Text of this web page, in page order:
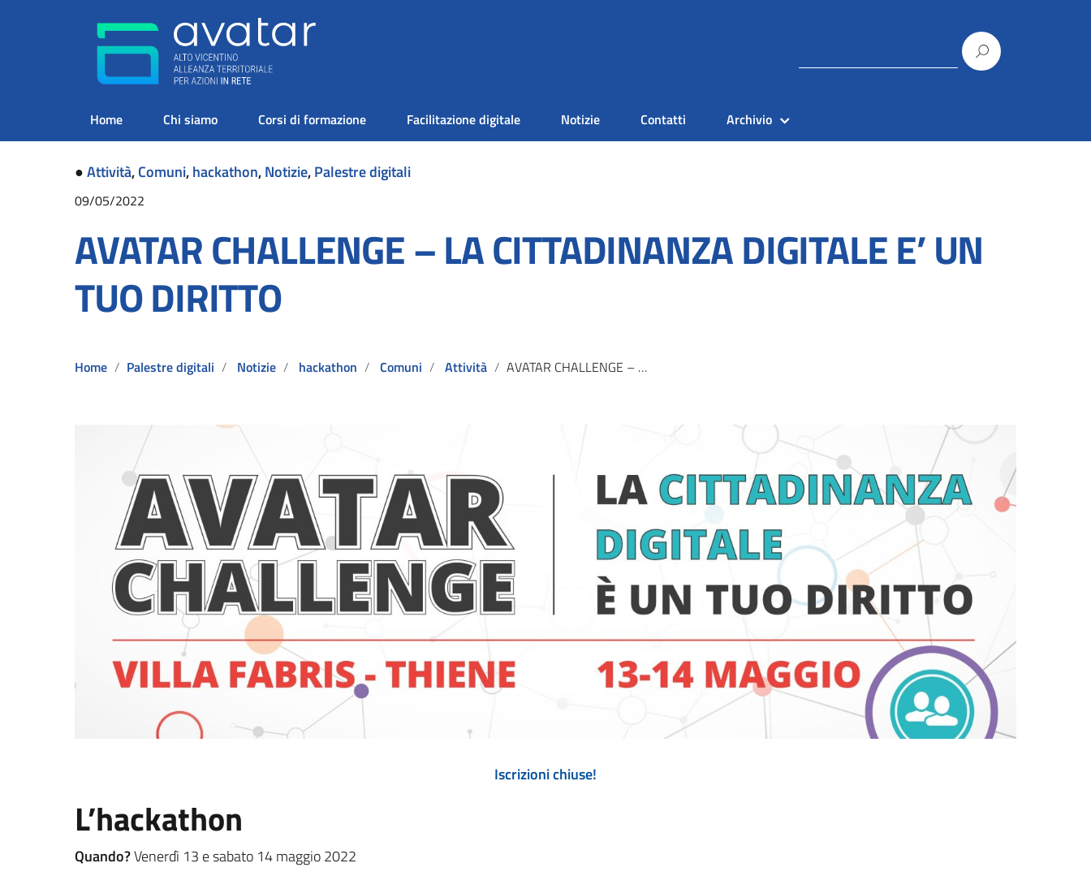
Home Chi siamo Corsi di formazione Facilitazione digitale Notizie Contatti Archivio
●Attività,Comuni,hackathon,Notizie,Palestre digitali
09/05/2022
AVATAR CHALLENGE – LA CITTADINANZA DIGITALE E’ UN
TUO DIRITTO
Home Palestre digitali Notizie hackathon Comuni Attività AVATAR CHALLENGE – LA CITTADINANZA DIGITALE E’ UN TUO DIRITTO
Iscrizioni chiuse!
L’hackathon
Quando?Venerdì 13 e sabato 14 maggio 2022